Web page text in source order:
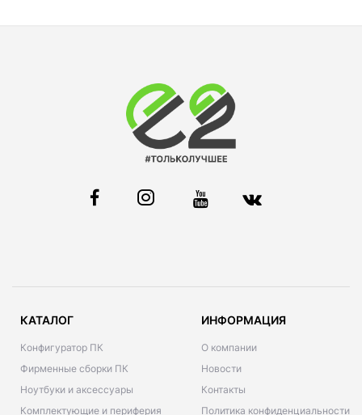
КАТАЛОГ
Конфигуратор ПК
Фирменные сборки ПК
Ноутбуки и аксессуары
Комплектующие и периферия
ИНФОРМАЦИЯ
О компании
Новости
Контакты
Политика конфиденциальности